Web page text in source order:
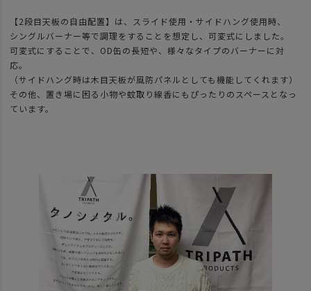
【2段目天板の自由配置】は、スライド使用・サイドハング使用時、
シングルバーナー等で調理をすることを想定し、可変式にしました。
可変式にすることで、OD缶の長短や、様々なタイプのバーナーに対
応。
（サイドハング時は木目天板が風防パネルとしても機能してくれます）
その他、置き場に困る小物や蚊取り線香にもぴったりのスペースとなっ
ています。